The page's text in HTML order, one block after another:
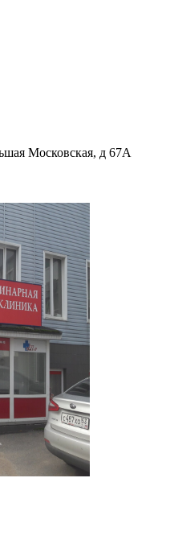
Московская, д 67А